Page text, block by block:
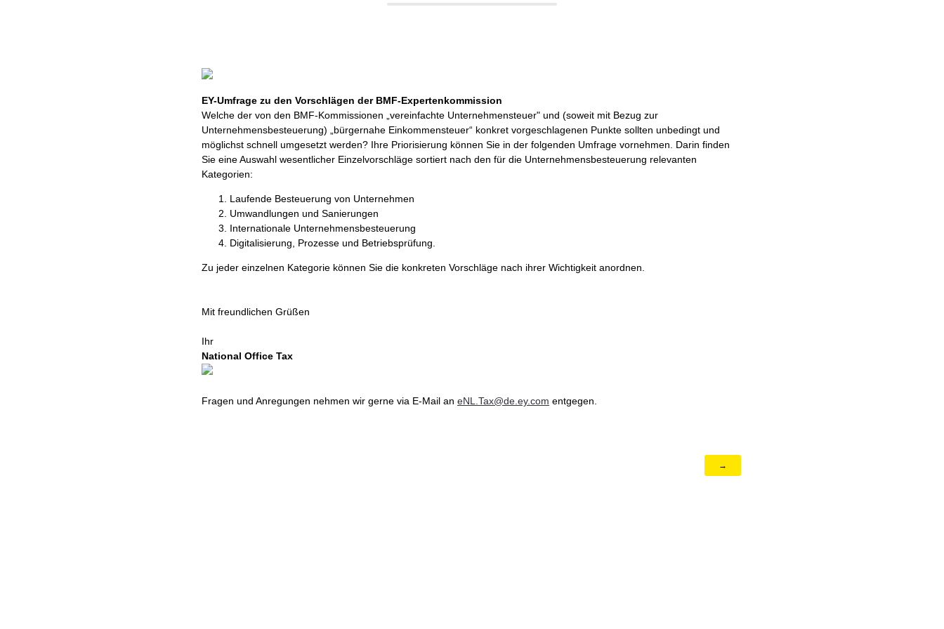
EY-Umfrage zu den Vorschlägen der BMF-Expertenkommission
Welche der von den BMF-Kommissionen „vereinfachte Unternehmensteuer" und (soweit mit Bezug zur
Unternehmensbesteuerung) „bürgernahe Einkommensteuer“ konkret vorgeschlagenen Punkte sollten unbedingt und
möglichst schnell umgesetzt werden? Ihre Priorisierung können Sie in der folgenden Umfrage vornehmen. Darin finden
Sie eine Auswahl wesentlicher Einzelvorschläge sortiert nach den für die Unternehmensbesteuerung relevanten
Kategorien:
Laufende Besteuerung von Unternehmen
Umwandlungen und Sanierungen
Internationale Unternehmensbesteuerung
Digitalisierung, Prozesse und Betriebsprüfung.
Zu jeder einzelnen Kategorie können Sie die konkreten Vorschläge nach ihrer Wichtigkeit anordnen.
Mit freundlichen Grüßen
Ihr
National Office Tax
Fragen und Anregungen nehmen wir gerne via E-Mail an eNL.Tax@de.ey.com entgegen.